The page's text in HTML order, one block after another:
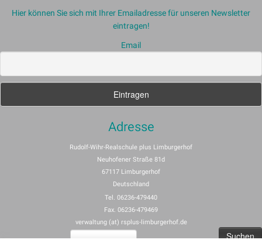
Hier können Sie sich mit Ihrer Emailadresse für unseren Newsletter
eintragen!
Email
Adresse
Rudolf-Wihr-Realschule plus Limburgerhof
Neuhofener Straße 81d
67117 Limburgerhof
Deutschland
Tel. 06236-479440
Fax. 06236-479469
verwaltung (at) rsplus-limburgerhof.de